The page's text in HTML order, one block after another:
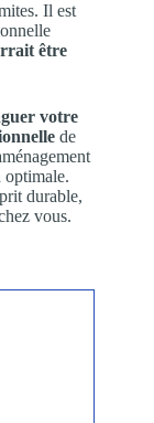
Il est
être
votre
de
optimale.
durable,
vous.